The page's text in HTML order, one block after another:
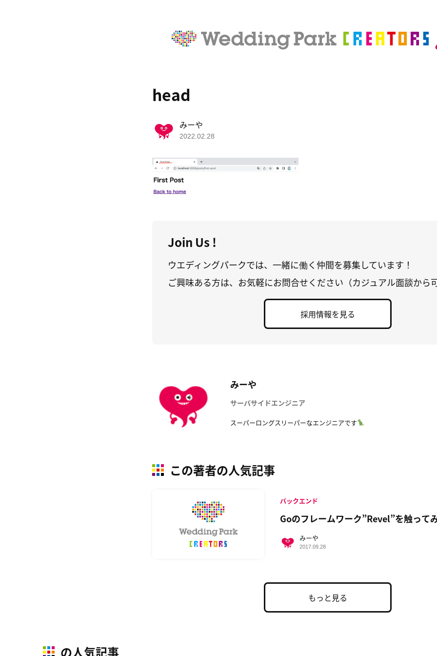
head
みーや
2022.02.28
Join Us !
ウエディングパークでは、一緒に働く仲間を募集しています！
ご興味ある方は、お気軽にお問合せください（カジュアル面談から
採用情報を見る
みーや
サーバサイドエンジニア
スーパーロングスリーパーなエンジニアです
この著者の人気記事
Goのフレームワーク”Revel”を触って
バックエンド
みーや
2017.09.28
もっと見る
の人気記事